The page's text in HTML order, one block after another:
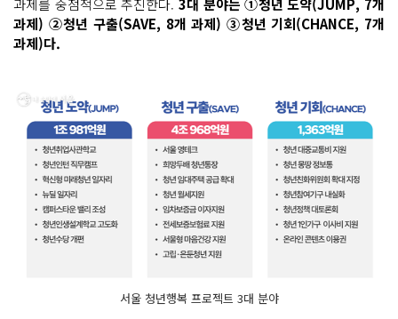
과제를 중점적으로 추진한다. 3대 분야는 ①청년 도약(JUMP, 7개
과제) ②청년 구출(SAVE, 8개 과제) ③청년 기회(CHANCE, 7개
과제)다.
서울 청년행복 프로젝트 3대 분야